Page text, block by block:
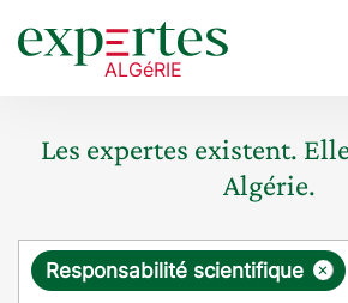
Les expertes existent.
Algérie.
R
×
Responsabilité scientifique